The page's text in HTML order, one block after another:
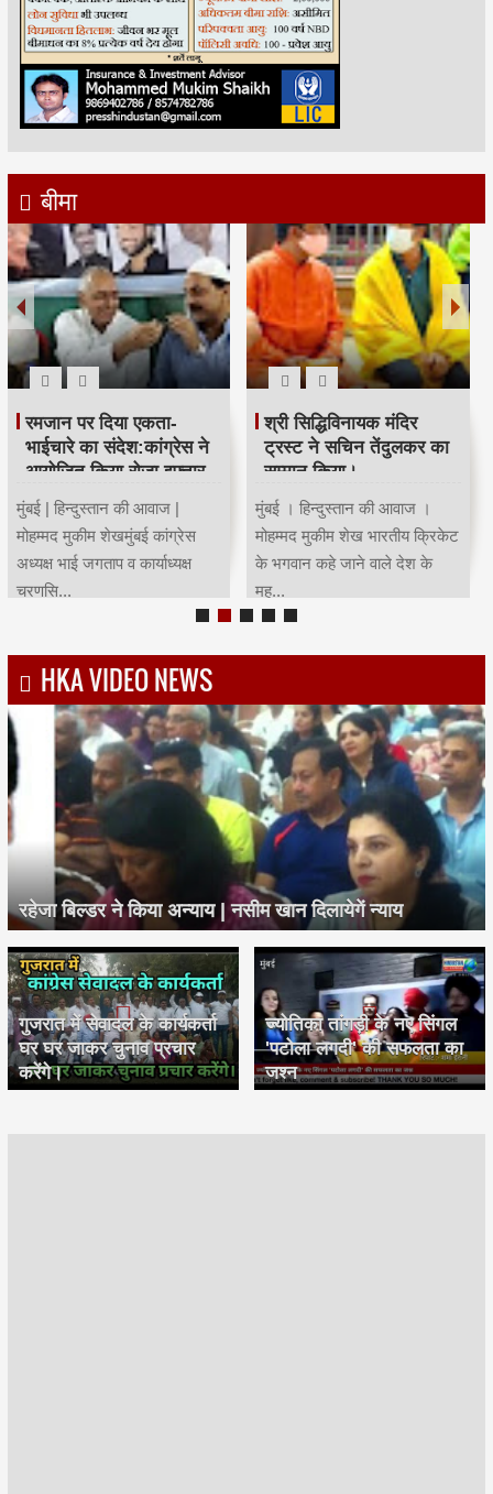
बीमा
रमजान पर दिया एकता-
भाईचारे का संदेश:कांग्रेस ने
आयोजित किया रोजा इफ्तार
मुंबई | हिन्दुस्तान की आवाज |
मोहम्मद मुकीम शेखमुंबई कांग्रेस
अध्यक्ष भाई जगताप व कार्याध्यक्ष
चरणसि...
श्री सिद्धिविनायक मंदिर
ट्रस्ट ने सचिन तेंदुलकर का
सम्मान किया।
मुंबई । हिन्दुस्तान की आवाज ।
मोहम्मद मुकीम शेख भारतीय क्रिकेट
के भगवान कहे जाने वाले देश के
मह...
HKA VIDEO NEWS
रहेजा बिल्डर ने किया अन्याय | नसीम खान दिलायेगें न्याय
गुजरात में सेवादल के कार्यकर्ता
घर घर जाकर चुनाव प्रचार
करेंगे।
ज्योतिका तांगड़ी के नए सिंगल
'पटोला लगदी' की सफलता का
जश्न